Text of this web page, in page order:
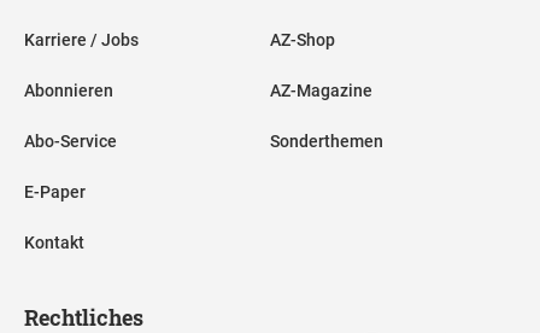
Karriere / Jobs
Abonnieren
Abo-Service
E-Paper
Kontakt
AZ-Shop
AZ-Magazine
Sonderthemen
Rechtliches